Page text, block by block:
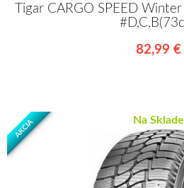
Tigar CARGO SPEED
82,99 €
AKCIA Na Sklade